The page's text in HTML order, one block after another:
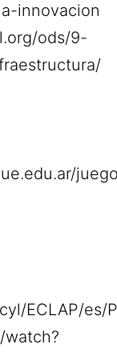
innovacion
ods/9-
ECLAP/es/